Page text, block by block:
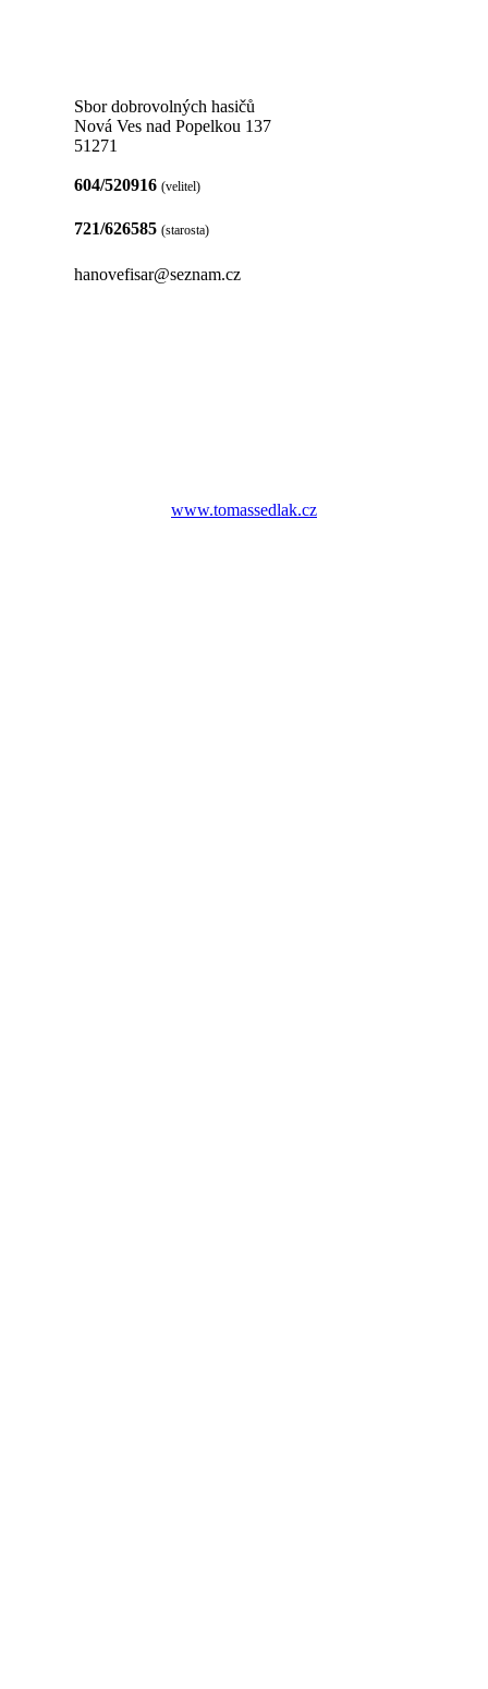
Sbor dobrovolných hasičů
Nová Ves nad Popelkou 137
51271
604/520916 (velitel)
721/626585 (starosta)
hanovefisar@seznam.cz
www.tomassedlak.cz